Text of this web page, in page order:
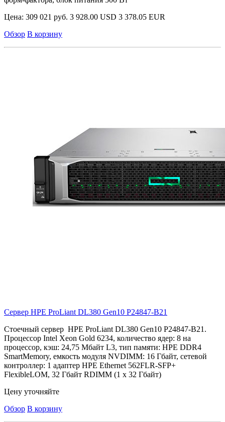
Цена: 309 021 руб. 3 928.00 USD 3 378.05 EUR
Обзор В корзину
Сервер HPE ProLiant DL380 Gen10 P24847-B21
Стоечный сервер HPE ProLiant DL380 Gen10 P24847-B21.
Процессор Intel Xeon Gold 6234, количество ядер: 8 на
процессор, кэш: 24,75 Мбайт L3, тип памяти: HPE DDR4
SmartMemory, емкость модуля NVDIMM: 16 Гбайт, сетевой
контроллер: 1 адаптер HPE Ethernet 562FLR-SFP+
FlexibleLOM, 32 Гбайт RDIMM (1 x 32 Гбайт)
Цену уточняйте
Обзор В корзину